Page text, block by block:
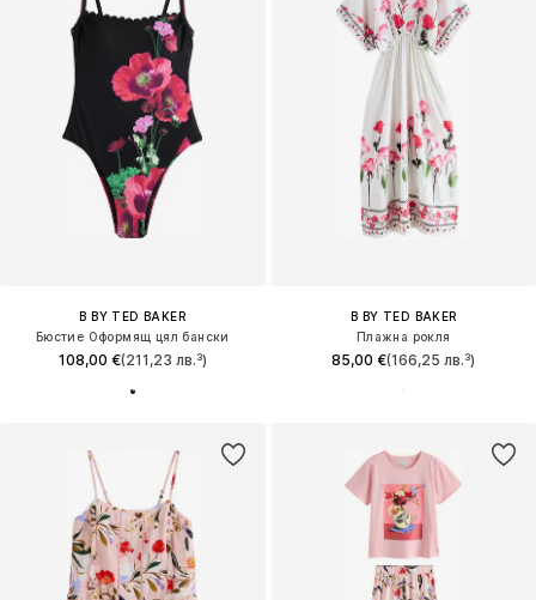
B BY TED BAKER
Бюстие Оформящ цял бански
108,00 €(211,23 лв.³)
B BY TED BAKER
Плажна рокля
85,00 €(166,25 лв.³)